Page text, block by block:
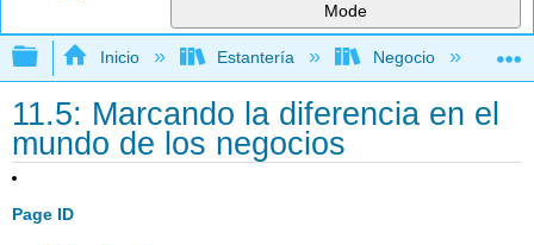
Mode
Expandir/contraer jerarquía global
Inicio Estantería Negocio
11.5: Marcando la diferencia en el
mundo de los negocios
Page ID